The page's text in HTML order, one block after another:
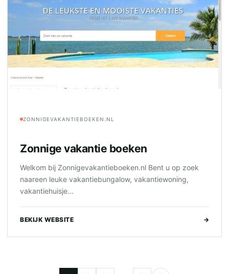
ZONNIGEVAKANTIEBOEKEN.NL
Zonnige vakantie boeken
Welkom bij Zonnigevakantieboeken.nl Bent u op zoek
naareen leuke vakantiebungalow, vakantiewoning,
vakantiehuisje...
BEKIJK WEBSITE →